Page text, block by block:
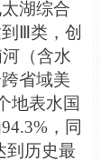
湖综合
Ⅲ类，创
（含水
省域美
地表水国
，同
到历史最